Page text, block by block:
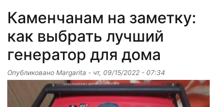
Каменчанам на заметку:
как выбрать лучший
генератор для дома
Опубликовано Margarita - чт, 09/15/2022 - 07:34